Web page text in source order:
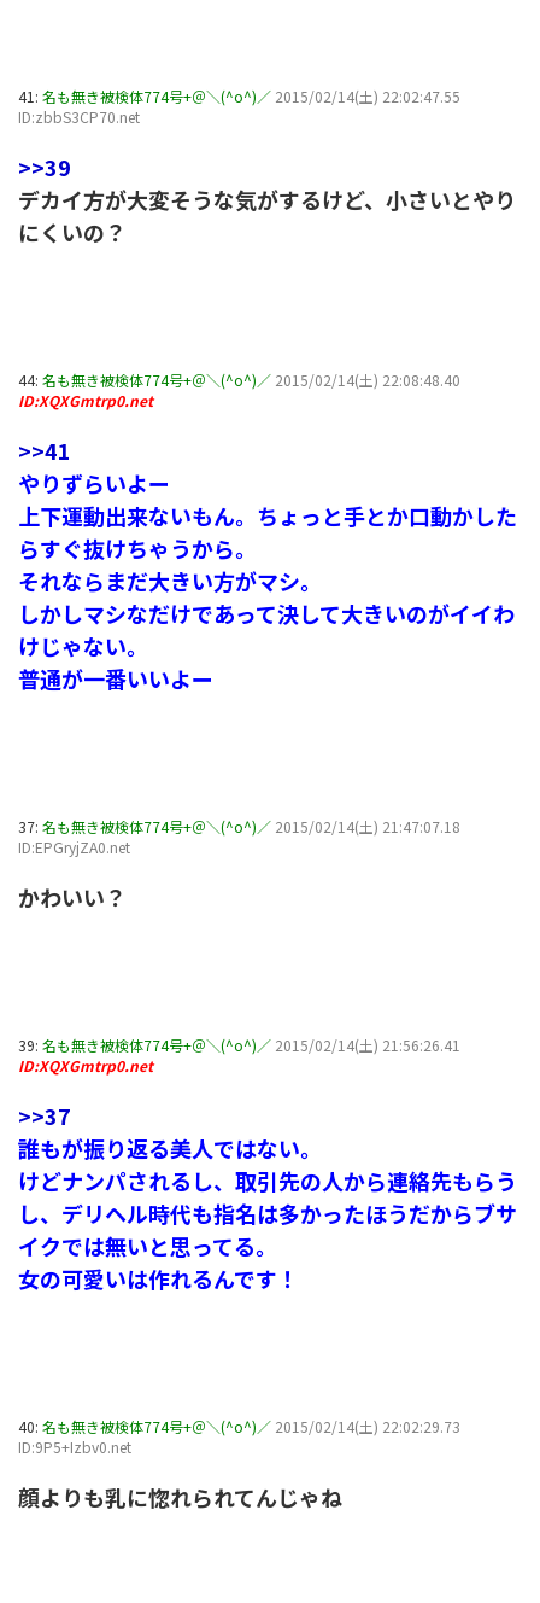
41: 名も無き被検体774号+＠＼(^o^)／ 2015/02/14(土) 22:02:47.55
ID:zbbS3CP70.net
>>39
デカイ方が大変そうな気がするけど、小さいとやり
にくいの？
44: 名も無き被検体774号+＠＼(^o^)／ 2015/02/14(土) 22:08:48.40
ID:XQXGmtrp0.net
>>41
やりずらいよー
上下運動出来ないもん。ちょっと手とか口動かした
らすぐ抜けちゃうから。
それならまだ大きい方がマシ。
しかしマシなだけであって決して大きいのがイイわ
けじゃない。
普通が一番いいよー
37: 名も無き被検体774号+＠＼(^o^)／ 2015/02/14(土) 21:47:07.18
ID:EPGryjZA0.net
かわいい？
39: 名も無き被検体774号+＠＼(^o^)／ 2015/02/14(土) 21:56:26.41
ID:XQXGmtrp0.net
>>37
誰もが振り返る美人ではない。
けどナンパされるし、取引先の人から連絡先もらう
し、デリヘル時代も指名は多かったほうだからブサ
イクでは無いと思ってる。
女の可愛いは作れるんです！
40: 名も無き被検体774号+＠＼(^o^)／ 2015/02/14(土) 22:02:29.73
ID:9P5+Izbv0.net
顔よりも乳に惚れられてんじゃね